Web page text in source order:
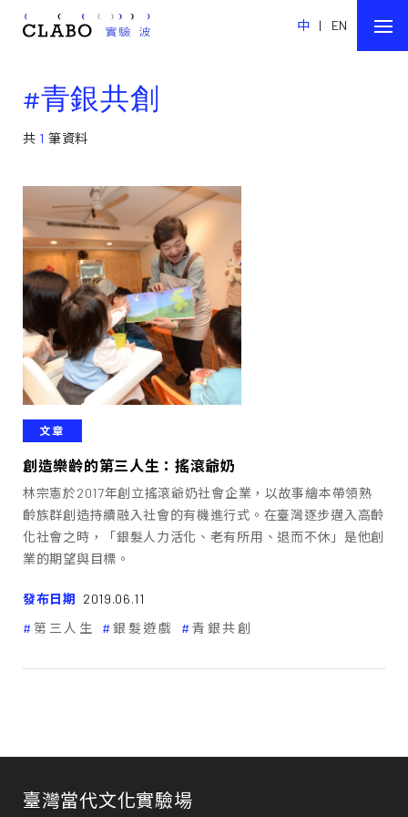
中 | EN
#青銀共創
共 1 筆資料
文章
創造樂齡的第三人生：搖滾爺奶
林宗憲於2017年創立搖滾爺奶社會企業，以故事繪本帶領熟
齡族群創造持續融入社會的有機進行式。在臺灣逐步邁入高齡
化社會之時，「銀髮人力活化、老有所用、退而不休」是他創
業的期望與目標。
發布日期 2019.06.11
第三人生
銀髮遊戲 青銀共創
臺灣當代文化實驗場